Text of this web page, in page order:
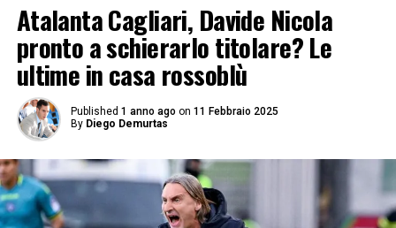
Atalanta Cagliari, Davide Nicola
pronto a schierarlo titolare? Le
ultime in casa rossoblù
Published 1 anno ago on 11 Febbraio 2025
By Diego Demurtas